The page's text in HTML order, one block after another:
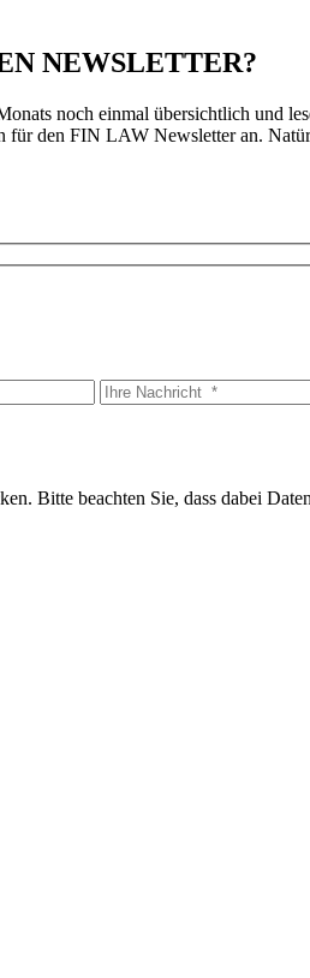
NEWSLETTER?
noch einmal übersichtlich und
den FIN LAW Newsletter an.
Bitte beachten Sie, dass dabei